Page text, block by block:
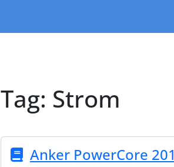
Tag: Strom
Anker PowerCore